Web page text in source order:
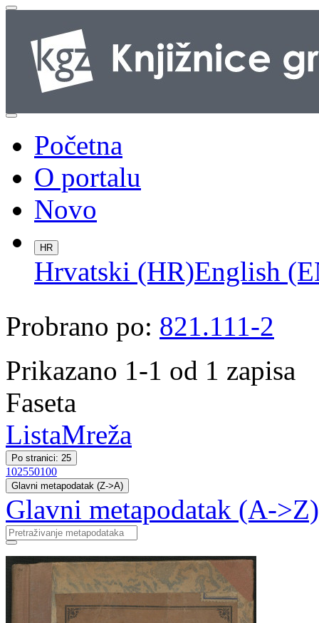
Početna
O portalu
Novo
HR
Hrvatski (HR)English
Probrano po: 821.111-2
Prikazano 1-1 od 1 zapisa
Faseta
ListaMreža
Po stranici: 25
102550100
Glavni metapodatak (Z->A)
Glavni metapodatak (A->Z)